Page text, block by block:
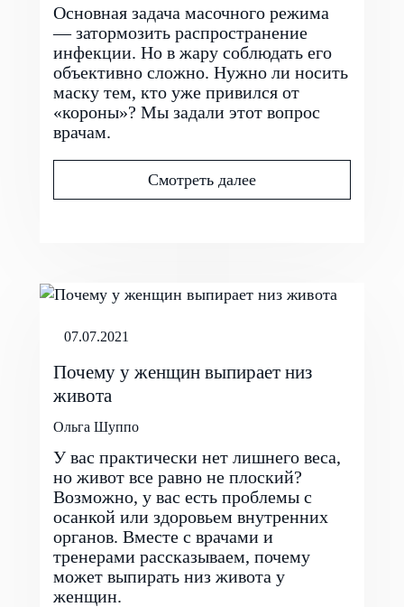
Основная задача масочного режима
— затормозить распространение
инфекции. Но в жару соблюдать его
объективно сложно. Нужно ли носить
маску тем, кто уже привился от
«короны»? Мы задали этот вопрос
врачам.
Смотреть далее
07.07.2021
Почему у женщин выпирает низ
живота
Ольга Шуппо
У вас практически нет лишнего веса,
но живот все равно не плоский?
Возможно, у вас есть проблемы с
осанкой или здоровьем внутренних
органов. Вместе с врачами и
тренерами рассказываем, почему
может выпирать низ живота у
женщин.